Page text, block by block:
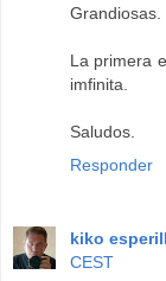
Grandiosas.
La primera
imfinita.
Saludos.
Responder
kiko
CEST